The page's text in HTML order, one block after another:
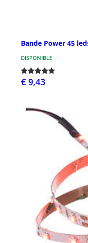
Bande Power 45
DISPONIBLE
€ 9,43